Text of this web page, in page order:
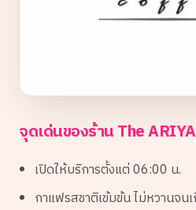
จุดเด่นของร้าน The
เปิดให้บริการตั้งแต่ 06:00 น.
กาแฟรสชาติเข้มข้น ไม่หวานจน